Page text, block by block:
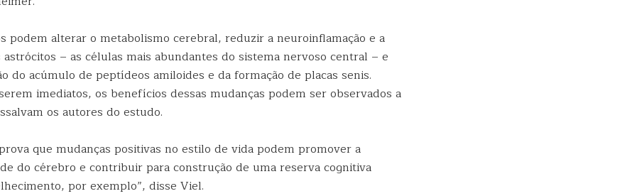
podem alterar o metabolismo cerebral, reduzir a neuroinflamação e a
– as células mais abundantes do sistema nervoso central – e
do acúmulo de peptídeos amiloides e da formação de placas senis.
imediatos, os benefícios dessas mudanças podem ser observados a
os autores do estudo.
que mudanças positivas no estilo de vida podem promover a
do cérebro e contribuir para construção de uma reserva cognitiva
por exemplo”, disse Viel.